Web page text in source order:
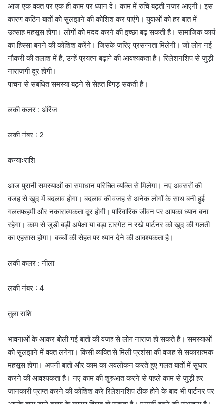
आज एक वक्त पर एक ही काम पर ध्यान दें। काम में रुचि बढ़ती नजर आएगी। इस
कारण कठिन बातों को सुलझाने की कोशिश कर पाएंगे। युवाओं को हर बात में
उत्साह महसूस होगा। लोगों को मदद करने की इच्छा बढ़ सकती है। सामाजिक कार्य
का हिस्सा बनने की कोशिश करेंगे। जिसके जरिए प्रसन्नता मिलेगी। जो लोग नई
नौकरी की तलाश में हैं, उन्हें प्रयत्न बढ़ाने की आवश्यकता है। रिलेशनशिप से जुड़ी
नाराजगी दूर होगी।
पाचन से संबंधित समस्या बढ़ने से सेहत बिगड़ सकती है।
लकी कलर : ऑरेंज
लकी नंबर : 2
कन्याःराशि
आज पुरानी समस्याओं का समाधान परिचित व्यक्ति से मिलेगा। नए अवसरों की
वजह से खुद में बदलाव होगा। बदलाव की वजह से अनेक लोगों के साथ बनी हुई
गलतफहमी और नकारात्मकता दूर होगी। पारिवारिक जीवन पर आपका ध्यान बना
रहेगा। काम से जुड़ी बड़ी अपेक्षा या बड़ा टारगेट न रखे पार्टनर को खुद की गलती
का एहसास होगा। बच्चों की सेहत पर ध्यान देने की आवश्यकता है।
लकी कलर : नीला
लकी नंबर : 4
तुला राशि
भावनाओं के आकर बोली गई बातों की वजह से लोग नाराज हो सकते हैं। समस्याओं
को सुलझाने में वक्त लगेगा। किसी व्यक्ति से मिली प्रशंसा की वजह से सकारात्मक
महसूस होगा। अपनी बातों और काम का अवलोकन करते हुए गलत बातों में सुधार
करने की आवश्यकता है। नए काम की शुरुआत करने से पहले काम से जुड़ी हर
जानकारी प्राप्त करने की कोशिश करे रिलेशनशिप ठीक होने के बाद भी पार्टनर पर